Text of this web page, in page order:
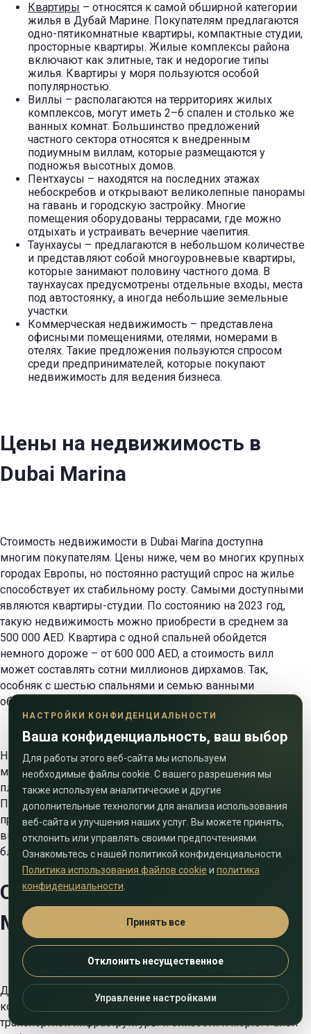
Квартиры – относятся к самой обширной категории
жилья в Дубай Марине. Покупателям предлагаются
одно-пятикомнатные квартиры, компактные студии,
просторные квартиры. Жилые комплексы района
включают как элитные, так и недорогие типы
жилья. Квартиры у моря пользуются особой
популярностью.
Виллы – располагаются на территориях жилых
комплексов, могут иметь 2–6 спален и столько же
ванных комнат. Большинство предложений
частного сектора относятся к внедренным
подиумным виллам, которые размещаются у
подножья высотных домов.
Пентхаусы – находятся на последних этажах
небоскребов и открывают великолепные панорамы
на гавань и городскую застройку. Многие
помещения оборудованы террасами, где можно
отдыхать и устраивать вечерние чаепития.
Таунхаусы – предлагаются в небольшом количестве
и представляют собой многоуровневые квартиры,
которые занимают половину частного дома. В
таунхаусах предусмотрены отдельные входы, места
под автостоянку, а иногда небольшие земельные
участки.
Коммерческая недвижимость – представлена
офисными помещениями, отелями, номерами в
отелях. Такие предложения пользуются спросом
среди предпринимателей, которые покупают
недвижимость для ведения бизнеса.
Цены на недвижимость в
Dubai Marina
Стоимость недвижимости в Dubai Marina доступна
многим покупателям. Цены ниже, чем во многих крупных
городах Европы, но постоянно растущий спрос на жилье
способствует их стабильному росту. Самыми доступными
являются квартиры-студии. По состоянию на 2023 год,
такую недвижимость можно приобрести в среднем за
500 000 AED. Квартира с одной спальней обойдется
немного дороже – от 600 000 AED, а стоимость вилл
может составлять сотни миллионов дирхамов. Так,
особняк с шестью спальнями и семью ванными
обойдется примерно в 225 млн AED.
На цены квартир и апартаментов может влиять
множество факторов, в том числе площадь, близость к
пляжам, уровень комфорта и технической оснащенности.
Постоянное удорожание объектов объясняется как
привлекательным местоположением района, так и
высоким качеством жизни, развитой инфраструктурой,
близостью многих дубайских достопримечательностей.
Стиль жизни в районе Dubai
Marina
Дубай Марина активно заселяется иностранцами,
которые предпочитают это место из-за хорошей
транспортной инфраструктуры и близости к морю. Район
НАСТРОЙКИ КОНФИДЕНЦИАЛЬНОСТИ
Ваша конфиденциальность, ваш выбор
Для работы этого веб-сайта мы используем
необходимые файлы cookie. С вашего разрешения мы
также используем аналитические и другие
дополнительные технологии для анализа использования
веб-сайта и улучшения наших услуг. Вы можете принять,
отклонить или управлять своими предпочтениями.
Ознакомьтесь с нашей политикой конфиденциальности.
Политика использования файлов cookie и политика
конфиденциальности
Принять все
Отклонить несущественное
Управление настройками